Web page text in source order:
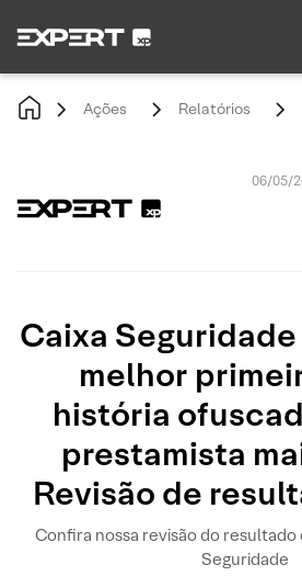
Ações Relatórios
06/05/
Caixa Seguridade
melhor
história
prestamista
Revisão de
Confira nossa revisão do resultado
Seguridade